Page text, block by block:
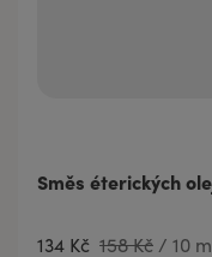
Směs éterických
134 Kč 158 Kč/ 10